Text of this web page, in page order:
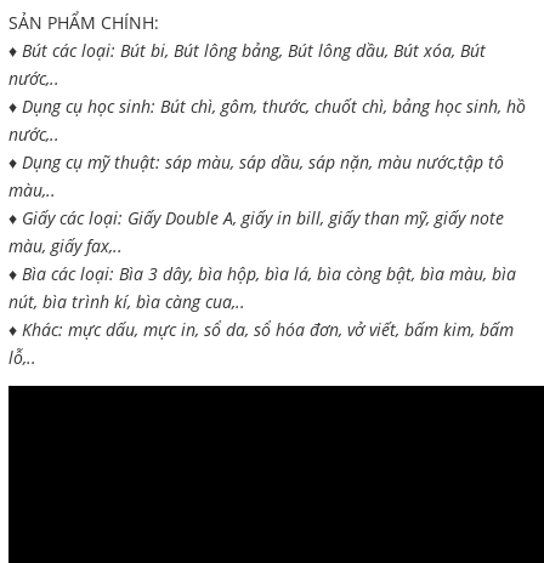
SẢN PHẨM CHÍNH:
♦ Bút các loại: Bút bi, Bút lông bảng, Bút lông dầu, Bút xóa, Bút
nước,..
♦ Dụng cụ học sinh: Bút chì, gôm, thước, chuốt chì, bảng học sinh, hồ
nước,..
♦ Dụng cụ mỹ thuật: sáp màu, sáp dầu, sáp nặn, màu nước,tập tô
màu,..
♦ Giấy các loại: Giấy Double A, giấy in bill, giấy than mỹ, giấy note
màu, giấy fax,..
♦ Bìa các loại: Bìa 3 dây, bìa hộp, bìa lá, bìa còng bật, bìa màu, bìa
nút, bìa trình kí, bìa càng cua,..
♦ Khác: mực dấu, mực in, sổ da, sổ hóa đơn, vở viết, bấm kim, bấm
lỗ,..
NHU YẾU PHẨM
CÁC LOẠI KIM-KẸP
BĂNG KEO CÁC LOẠI
CÁC LOẠI MỰC
RUBAN - FILM FAX
DỤNG CỤ BẢO HỘ
TÚI NILONG - BAO XỐP
Giới thiệu
Dịch vụ